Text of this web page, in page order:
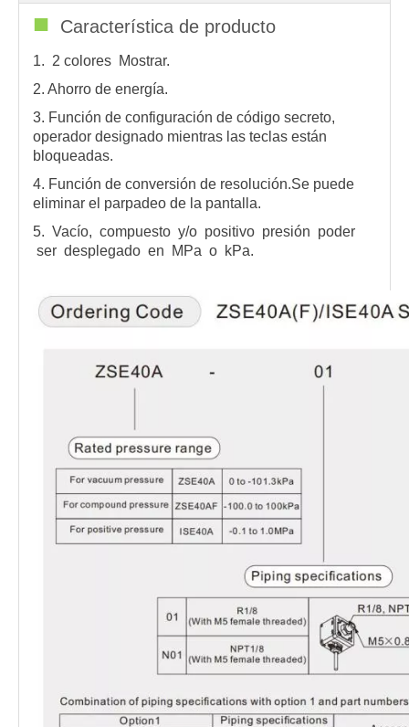
■ Característica de producto
1. 2 colores Mostrar.
2. Ahorro de energía.
3. Función de configuración de código secreto,
operador designado mientras las teclas están
bloqueadas.
4. Función de conversión de resolución.Se puede
eliminar el parpadeo de la pantalla.
5. Vacío, compuesto y/o positivo presión poder
ser desplegado en MPa o kPa.